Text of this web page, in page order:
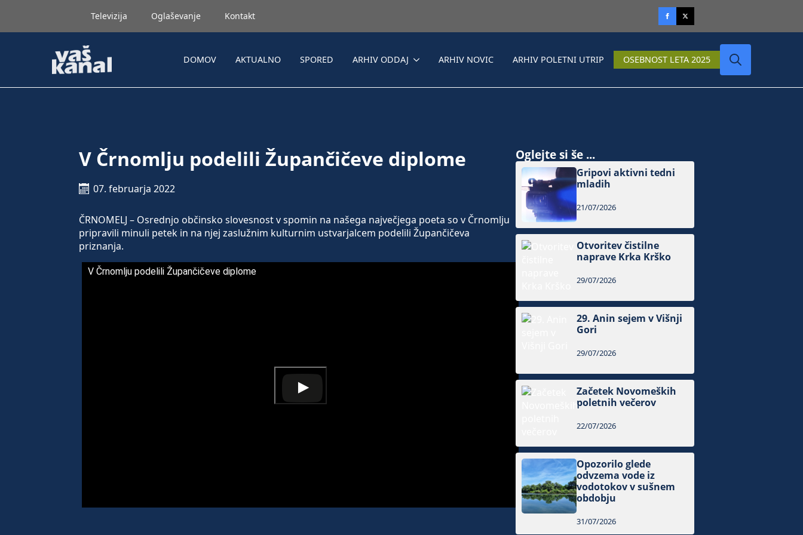
Televizija Oglaševanje Kontakt
DOMOV AKTUALNO SPORED ARHIV ODDAJ ARHIV NOVIC ARHIV POLETNI UTRIP OSEBNOST LETA 2025
V Črnomlju podelili Župančičeve diplome
07. februarja 2022
ČRNOMELJ – Osrednjo občinsko slovesnost v spomin na našega največjega poeta so v Črnomlju
pripravili minuli petek in na njej zaslužnim kulturnim ustvarjalcem podelili Župančičeva
priznanja.
V Črnomlju podelili Župančičeve diplome
Oglejte si še ...
Gripovi aktivni tedni
mladih
21/07/2026
Otvoritev čistilne
naprave Krka Krško
29/07/2026
29. Anin sejem v Višnji
Gori
29/07/2026
Začetek Novomeških
poletnih večerov
22/07/2026
Opozorilo glede
odvzema vode iz
vodotokov v sušnem
obdobju
31/07/2026